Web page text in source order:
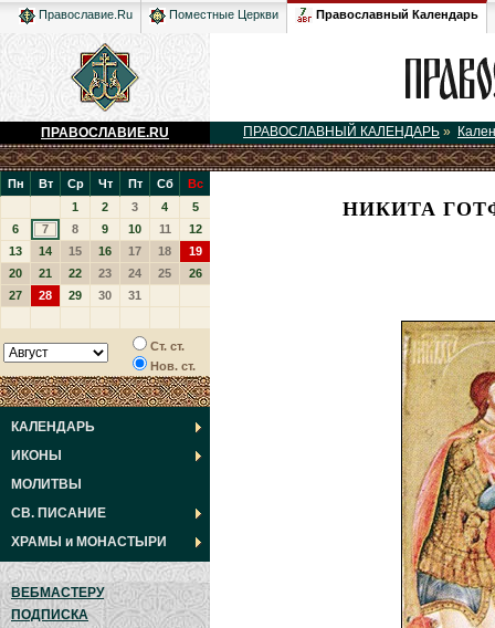
Православие.Ru Поместные Церкви Православный Календарь
ПРАВОСЛАВИЕ.RU ПРАВОСЛАВНЫЙ КАЛЕНДАРЬ »
Пн Вт Ср Чт Пт Сб
Вс
1
2 3 4
5
6
7 8 9 10 11
12
13
14 15 16 17 18
19
20
21 22 23 24 25
26
27
28 29 30 31
Ст. ст.
Нов. ст.
КАЛЕНДАРЬ
ИКОНЫ
МОЛИТВЫ
СВ. ПИСАНИЕ
ХРАМЫ и МОНАСТЫРИ
ВЕБМАСТЕРУ
ПОДПИСКА
НИКИТА